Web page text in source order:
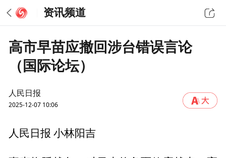
资讯频道
高市早苗应撤回涉台错误言论
（国际论坛）
人民日报
2025-12-07 10:06
人民日报 小林阳吉